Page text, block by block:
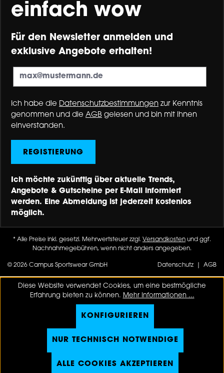
einfach wow
Für den Newsletter anmelden und
exklusive Angebote erhalten!
Ich habe die Datenschutzbestimmungen zur Kenntnis
genommen und die AGB gelesen und bin mit ihnen
einverstanden.
REGISTIERUNG
Ich möchte zukünftig über aktuelle Trends,
Angebote & Gutscheine per E-Mail informiert
werden. Eine Abmeldung ist jederzeit kostenlos
möglich.
* Alle Preise inkl. gesetzl. Mehrwertsteuer zzgl. Versandkosten und ggf.
Nachnahmegebühren, wenn nicht anders angegeben.
© 2026 Campus Sportswear GmbH Datenschutz AGB
Diese Website verwendet Cookies, um eine bestmögliche
Erfahrung bieten zu können. Mehr Informationen ...
NUR TECHNISCH NOTWENDIGE
KONFIGURIEREN
ALLE COOKIES AKZEPTIEREN